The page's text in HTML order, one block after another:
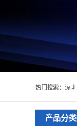
热门搜索：
产品分类